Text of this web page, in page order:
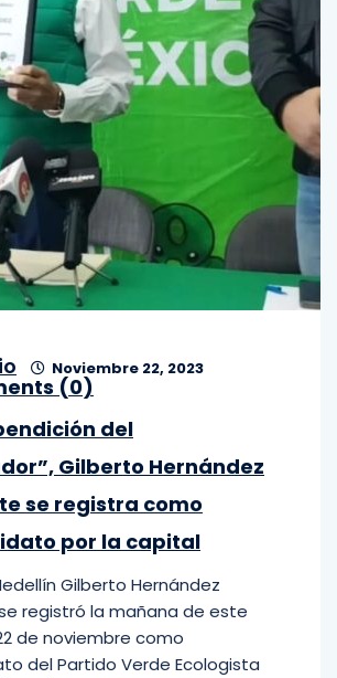
Noviembre 22, 2023
(0)
del
Gilberto Hernández
se registra como
por la capital
Gilberto Hernández
registró la mañana de este
de noviembre como
del Partido Verde Ecologista